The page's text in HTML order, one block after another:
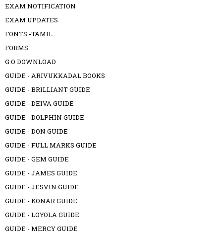
EXAM NOTIFICATION
EXAM UPDATES
FONTS -TAMIL
FORMS
G.O DOWNLOAD
GUIDE - ARIVUKKADAL BOOKS
GUIDE - BRILLIANT GUIDE
GUIDE - DEIVA GUIDE
GUIDE - DOLPHIN GUIDE
GUIDE - DON GUIDE
GUIDE - FULL MARKS GUIDE
GUIDE - GEM GUIDE
GUIDE - JAMES GUIDE
GUIDE - JESVIN GUIDE
GUIDE - KONAR GUIDE
GUIDE - LOYOLA GUIDE
GUIDE - MERCY GUIDE